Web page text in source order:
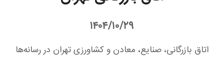
۱۴۰۴/۱۰/۲۹
اتاق بازرگانی، صنایع، معادن و کشاورزی تهران در رسانه‌ها